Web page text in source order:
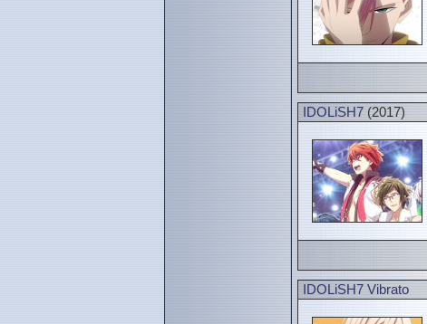
IDOLiSH7 (2017)
IDOLiSH7 Vibrato